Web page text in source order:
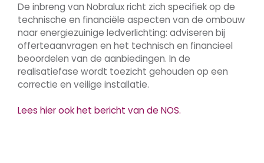
De inbreng van Nobralux richt zich specifiek op de
technische en financiële aspecten van de ombouw
naar energiezuinige ledverlichting: adviseren bij
offerteaanvragen en het technisch en financieel
beoordelen van de aanbiedingen. In de
realisatiefase wordt toezicht gehouden op een
correctie en veilige installatie.
Lees hier ook het bericht van de NOS.